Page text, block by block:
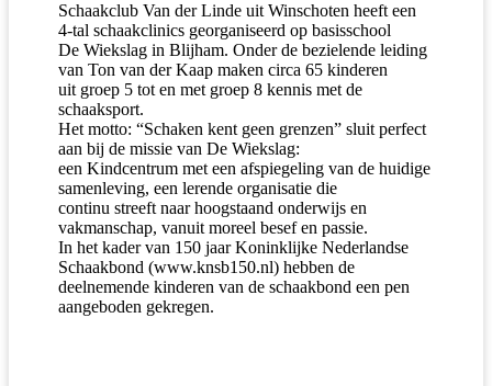
Schaakclub Van der Linde uit Winschoten heeft een
4-tal schaakclinics georganiseerd op basisschool
De Wiekslag in Blijham. Onder de bezielende leiding
van Ton van der Kaap maken circa 65 kinderen
uit groep 5 tot en met groep 8 kennis met de
schaaksport.
Het motto: “Schaken kent geen grenzen” sluit perfect
aan bij de missie van De Wiekslag:
een Kindcentrum met een afspiegeling van de huidige
samenleving, een lerende organisatie die
continu streeft naar hoogstaand onderwijs en
vakmanschap, vanuit moreel besef en passie.
In het kader van 150 jaar Koninklijke Nederlandse
Schaakbond (www.knsb150.nl) hebben de
deelnemende kinderen van de schaakbond een pen
aangeboden gekregen.